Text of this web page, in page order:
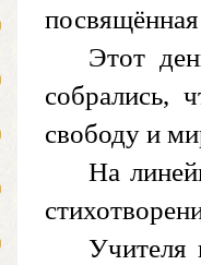
Этот
собрались,
свободу и
На
Учителя